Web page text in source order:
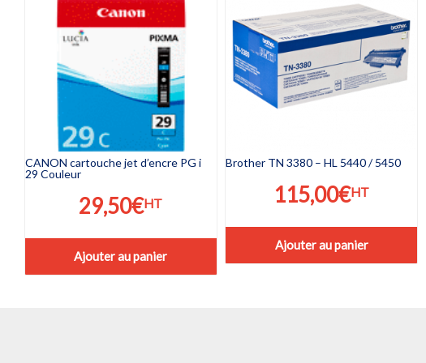
CANON cartouche jet d’encre PG i
29 Couleur
29,50€HT
Ajouter au panier
Brother TN 3380 – HL 5440 / 5450
115,00€HT
Ajouter au panier